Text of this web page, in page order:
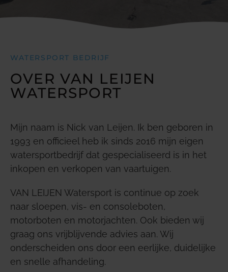
WATERSPORT BEDRIJF
OVER VAN LEIJEN
WATERSPORT
Mijn naam is Nick van Leijen. Ik ben geboren in
1993 en officieel heb ik sinds 2016 mijn eigen
watersportbedrijf dat gespecialiseerd is in het
inkopen en verkopen van vaartuigen.
VAN LEIJEN Watersport is continue op zoek
naar sloepen, vis- en consoleboten,
motorboten en motorjachten. Ook bieden wij
graag ons vrijblijvende advies aan. Wij
onderscheiden ons door een eerlijke, duidelijke
en snelle afhandeling.